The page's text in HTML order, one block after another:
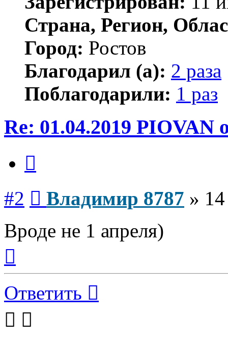
Страна, Регион,
Город: Ростов
Благодарил (а): 2 раза
Поблагодарили: 1 раз
Re: 01.04.2019 PIOVAN
#2 Владимир 8787 »
Вроде не 1 апреля)
началу
Ответить